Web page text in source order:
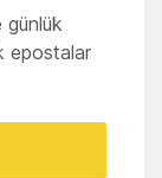
günlük
epostalar